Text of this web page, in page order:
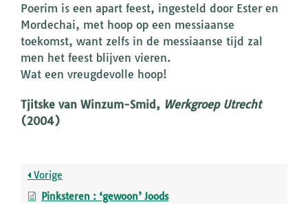
Poerim is een apart feest, ingesteld door Ester en
Mordechai, met hoop op een messiaanse
toekomst, want zelfs in de messiaanse tijd zal
men het feest blijven vieren.
Wat een vreugdevolle hoop!
Tjitske van Winzum-Smid, Werkgroep Utrecht
(2004)
Vorige
Pinksteren : ‘gewoon’ Joods